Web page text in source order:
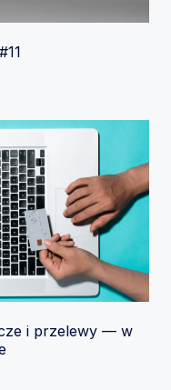
i przelewy — w